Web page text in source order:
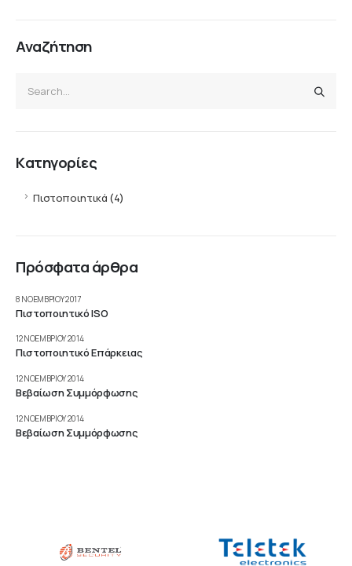
Αναζήτηση
Kατηγορίες
Πιστοποιητικά (4)
Πρόσφατα άρθρα
Πιστοποιητικό ISO
8 ΝΟΕΜΒΡΊΟΥ 2017
Πιστοποιητικό Επάρκειας
12 ΝΟΕΜΒΡΊΟΥ 2014
Βεβαίωση Συμμόρφωσης
12 ΝΟΕΜΒΡΊΟΥ 2014
Βεβαίωση Συμμόρφωσης
12 ΝΟΕΜΒΡΊΟΥ 2014